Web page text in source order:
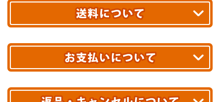
最短翌日お届け!
あす着エリアが対象です。
エリアやお届け日の確認はこちら▶
※ 配送業者による配送遅延が生じる可能性がございます。
※ 沖縄・離島はお届けできません。
送料無料!
10,000円未満 全国一律1,100円(税込)
配送業者
クレジットカード